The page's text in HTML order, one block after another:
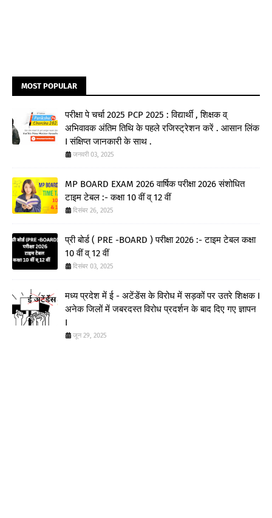
MOST POPULAR
परीक्षा पे चर्चा 2025 PCP 2025 : विद्यार्थी , शिक्षक व्
अभिवावक अंतिम तिथि के पहले रजिस्ट्रेशन करें . आसान लिंक
I संक्षिप्त जानकारी के साथ .
जनवरी 03, 2025
MP BOARD EXAM 2026 वार्षिक परीक्षा 2026 संशोधित
टाइम टेबल :- कक्षा 10 वीं व् 12 वीं
दिसंबर 26, 2025
प्री बोर्ड ( PRE -BOARD ) परीक्षा 2026 :- टाइम टेबल कक्षा
10 वीं व् 12 वीं
दिसंबर 03, 2025
मध्य प्रदेश में ई - अटेंडेंस के विरोध में सड़कों पर उतरे शिक्षक I
अनेक जिलों में जबरदस्त विरोध प्रदर्शन के बाद दिए गए ज्ञापन
I
जून 29, 2025